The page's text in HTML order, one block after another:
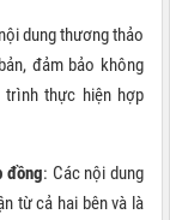
dung thương thảo
đảm bảo không
thực hiện hợp
đồng: Các nội dung
từ cả hai bên và là